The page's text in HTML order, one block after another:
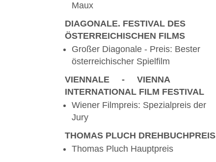
Maux
DIAGONALE. FESTIVAL DES
ÖSTERREICHISCHEN FILMS
Großer Diagonale - Preis: Bester
österreichischer Spielfilm
VIENNALE
-
VIENNA
INTERNATIONAL FILM FESTIVAL
Wiener Filmpreis: Spezialpreis der
Jury
THOMAS PLUCH DREHBUCHPREIS
Thomas Pluch Hauptpreis